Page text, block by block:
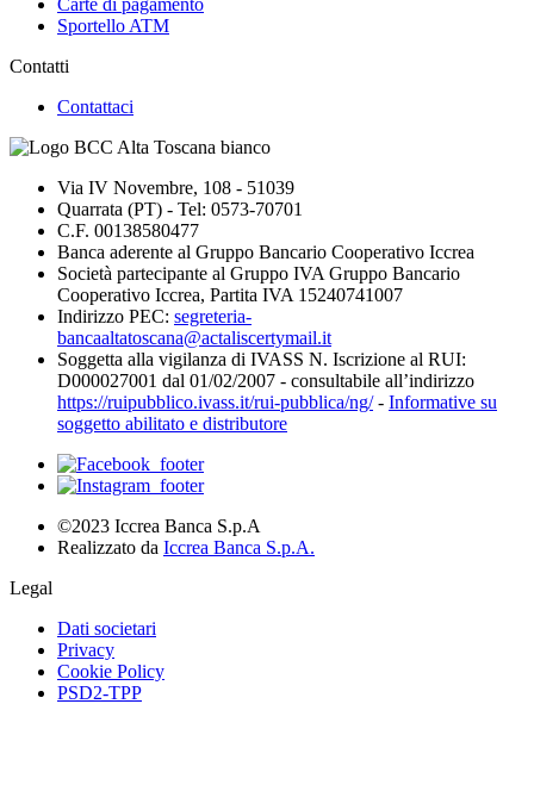
Sportello ATM
Contatti
Contattaci
Via IV Novembre, 108 - 51039
Quarrata (PT) - Tel: 0573-70701
C.F. 00138580477
Banca aderente al Gruppo Bancario Cooperativo Iccrea
Società partecipante al Gruppo IVA Gruppo Bancario
Cooperativo Iccrea, Partita IVA 15240741007
Indirizzo PEC: segreteria-
bancaaltatoscana@actaliscertymail.it
Soggetta alla vigilanza di IVASS N. Iscrizione al RUI:
D000027001 dal 01/02/2007 - consultabile all’indirizzo
https://ruipubblico.ivass.it/rui-pubblica/ng/- Informative su
soggetto abilitato e distributore
©2023 Iccrea Banca S.p.A
Realizzato da Iccrea Banca S.p.A.
Legal
Dati societari
Privacy
Cookie Policy
PSD2-TPP